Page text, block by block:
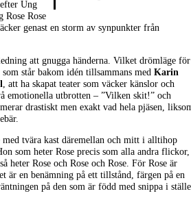
Ung
Rose Rose
genast en storm av synpunkter från
att gnugga händerna. Vilket drömläge för
som står bakom idén tillsammans med Karin
, att ha skapat teater som väcker känslor och
emotionella utbrotten – ”Vilken skit!” och
drastiskt men exakt vad hela pjäsen,
med tvära kast däremellan och mitt i alltihop
som heter Rose precis som alla andra flickor,
heter Rose och Rose och Rose. För Rose är
är en benämning på ett tillstånd, färgen på en
på den som är född med snippa i